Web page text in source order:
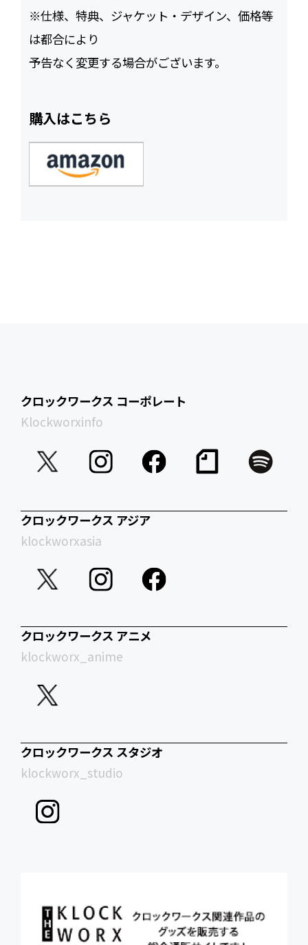
※仕様、特典、ジャケット・デザイン、価格等
は都合により
予告なく変更する場合がございます。
購入はこちら
クロックワークス コーポレート
Klockworxinfo
クロックワークス アジア
klockworxasia
クロックワークス アニメ
klockworx_anime
クロックワークス スタジオ
klockworx_studio